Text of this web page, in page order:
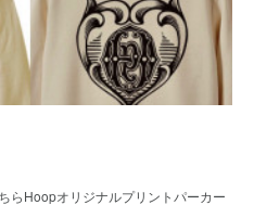
らHoopオリジナルプリントパーカー